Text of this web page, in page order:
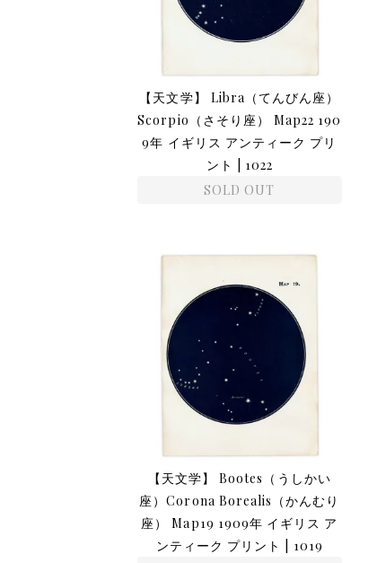
【天文学】 Libra（てんびん座）
Scorpio（さそり座） Map22 190
9年 イギリス アンティーク プリ
ント | 1022
SOLD OUT
【天文学】 Bootes（うしかい
座）Corona Borealis（かんむり
座） Map19 1909年 イギリス ア
ンティーク プリント | 1019